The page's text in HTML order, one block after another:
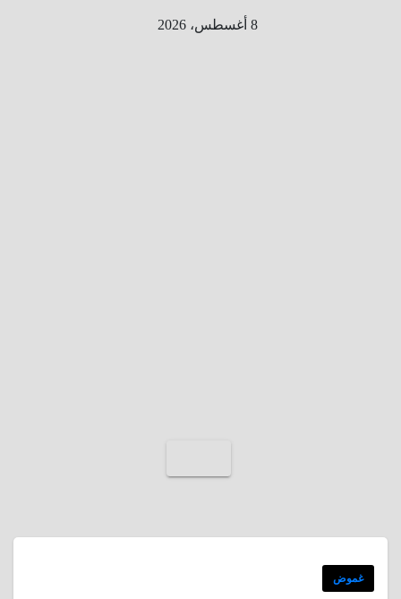
8 أغسطس، 2026
غموض